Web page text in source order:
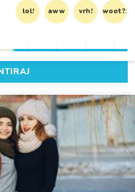
lol! aww vrh! woot?!